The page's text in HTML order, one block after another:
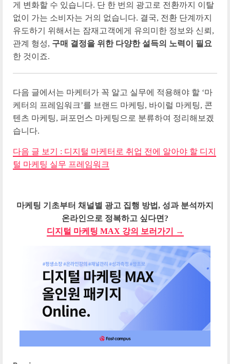
게 변화할 수 있습니다. 단 한 번의 광고로 전환까지 이탈
없이 가는 소비자는 거의 없습니다. 결국, 전환 단계까지
유도하기 위해서는 잠재고객에게 유의미한 정보와 신뢰,
관계 형성, 구매 결정을 위한 다양한 설득의 노력이 필요
한 것이죠.
다음 글에서는 마케터가 꼭 알고 실무에 적용해야 할 ‘마
케터의 프레임워크’를 브랜드 마케팅, 바이럴 마케팅, 콘
텐츠 마케팅, 퍼포먼스 마케팅으로 분류하여 정리해보겠
습니다.
다음 글 보기 : 디지털 마케터로 취업 전에 알아야 할 디지
털 마케팅 실무 프레임워크
마케팅 기초부터 채널별 광고 집행 방법, 성과 분석까지
온라인으로 정복하고 싶다면?
디지털 마케팅 MAX 강의 보러가기 →